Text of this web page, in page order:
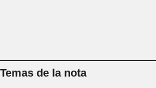
Temas de la nota